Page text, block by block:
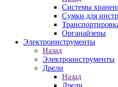
Системы
Сумки для
Органайзеры
Электроинструменты
Назад
Электроинструменты
Дрели
Назад
Дрели